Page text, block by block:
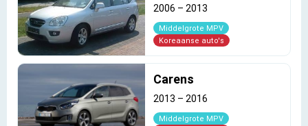
2006 – 2013
Middelgrote MPV
Koreaanse auto's
Carens
2013 – 2016
Middelgrote MPV